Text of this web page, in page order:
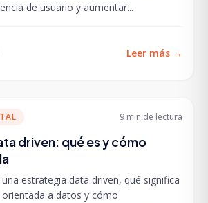
de usuario y aumentar...
Leer más →
9 min de lectura
driven: qué es y cómo
estrategia data driven, qué significa
a datos y cómo